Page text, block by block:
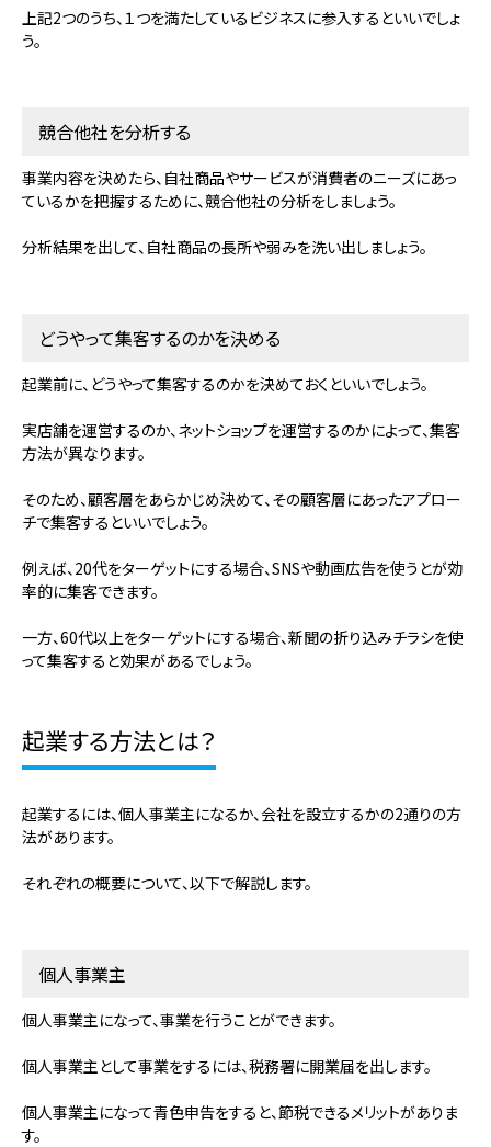
上記2つのうち、１つを満たしているビジネスに参入するといいでしょ
う。
競合他社を分析する
事業内容を決めたら、自社商品やサービスが消費者のニーズにあっ
ているかを把握するために、競合他社の分析をしましょう。
分析結果を出して、自社商品の長所や弱みを洗い出しましょう。
どうやって集客するのかを決める
起業前に、どうやって集客するのかを決めておくといいでしょう。
実店舗を運営するのか、ネットショップを運営するのかによって、集客
方法が異なります。
そのため、顧客層をあらかじめ決めて、その顧客層にあったアプロー
チで集客するといいでしょう。
例えば、20代をターゲットにする場合、SNSや動画広告を使うとが効
率的に集客できます。
一方、60代以上をターゲットにする場合、新聞の折り込みチラシを使
って集客すると効果があるでしょう。
起業する方法とは？
起業するには、個人事業主になるか、会社を設立するかの2通りの方
法があります。
それぞれの概要について、以下で解説します。
個人事業主
個人事業主になって、事業を行うことができます。
個人事業主として事業をするには、税務署に開業届を出します。
個人事業主になって青色申告をすると、節税できるメリットがありま
す。